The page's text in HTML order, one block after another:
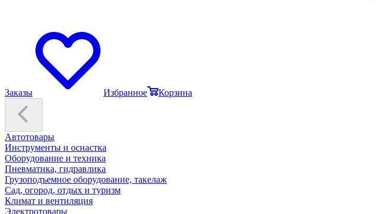
Заказы Избранное Корзина
Автотовары
Инструменты и оснастка
Оборудование и техника
Пневматика, гидравлика
Грузоподъемное оборудование, такелаж
Сад, огород, отдых и туризм
Климат и вентиляция
Электротовары